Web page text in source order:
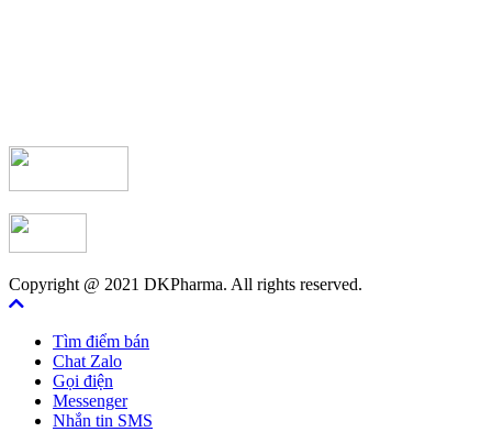
Copyright @ 2021 DKPharma. All rights reserved.
Tìm điểm bán
Chat Zalo
Gọi điện
Messenger
Nhắn tin SMS